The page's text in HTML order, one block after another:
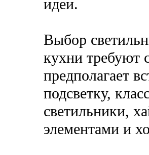
идеи.
Выбор
кухни требуют
предполагает
подсветку,
светильники,
элементами и